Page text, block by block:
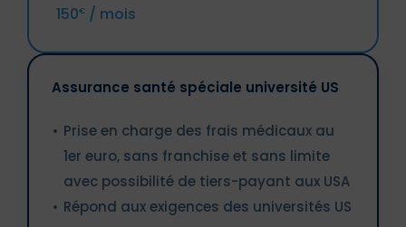
Islande, Liechtenstein, Norvège,
150€ / mois
Assurance santé spéciale université US
Prise en charge des frais médicaux au
1er euro, sans franchise et sans limite
avec possibilité de tiers-payant aux USA
Répond aux exigences des universités US